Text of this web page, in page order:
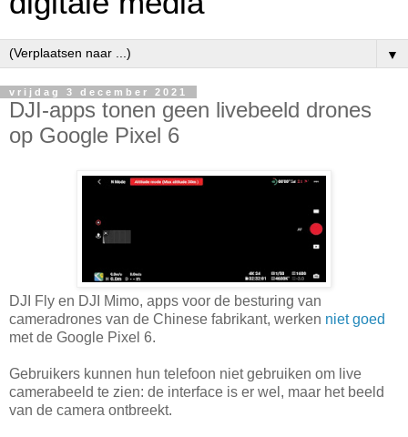
▼
vrijdag 3 december 2021
DJI-apps tonen geen livebeeld drones
op Google Pixel 6
DJI Fly en DJI Mimo, apps voor de besturing van
cameradrones van de Chinese fabrikant, werken niet goed
met de Google Pixel 6.
Gebruikers kunnen hun telefoon niet gebruiken om live
camerabeeld te zien: de interface is er wel, maar het beeld
van de camera ontbreekt.